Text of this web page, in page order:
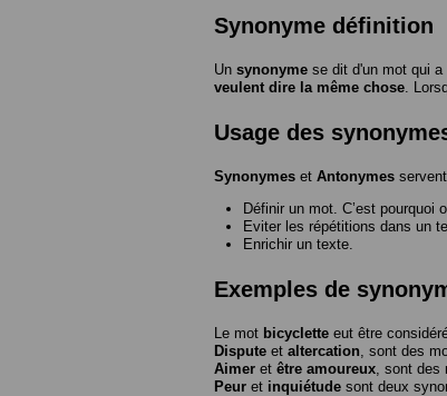
Synonyme définition
Un synonyme se dit d'un mot qui
veulent dire la même chose .
Usage des
Synonymes et Antonymes
Définir un mot. C’est pourquoi
Eviter les répétitions dans un
Enrichir un texte.
Exemples de
Le mot bicyclette eut être
Dispute et altercation , sont des
Aimer et être amoureux , sont
Peur et inquiétude sont deux